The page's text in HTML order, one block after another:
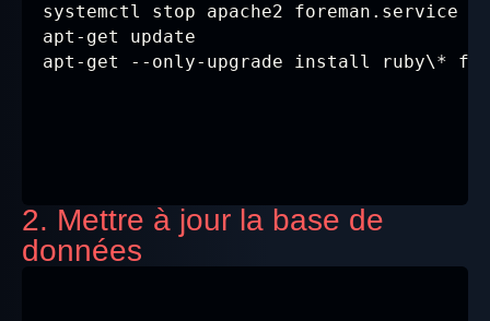
systemctl stop apache2 foreman.service
apt-get update
apt-get --only-upgrade install ruby\*
2. Mettre à jour la base de
données